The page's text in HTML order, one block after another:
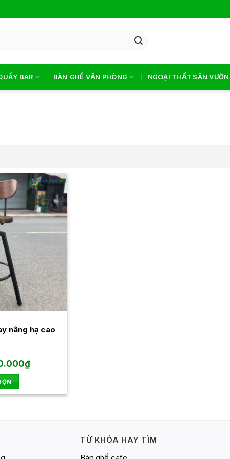
BAR BÀN GHẾ VĂN PHÒNG NGOẠI THẤT SÂN VƯỜN
nâng hạ cao
₫Khoảng
giá:
750.000₫
TỪ KHÓA HAY TÌM